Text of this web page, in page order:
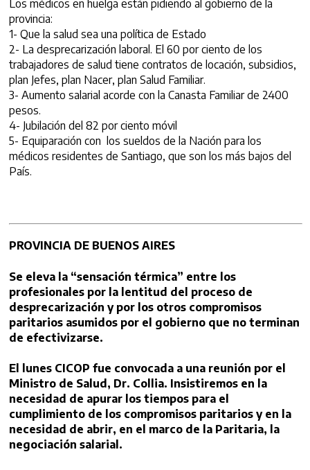
Los médicos en huelga están pidiendo al gobierno de la
provincia:
1- Que la salud sea una política de Estado
2- La desprecarización laboral. El 60 por ciento de los
trabajadores de salud tiene contratos de locación, subsidios,
plan Jefes, plan Nacer, plan Salud Familiar.
3- Aumento salarial acorde con la Canasta Familiar de 2400
pesos.
4- Jubilación del 82 por ciento móvil
5- Equiparación con los sueldos de la Nación para los
médicos residentes de Santiago, que son los más bajos del
País.
PROVINCIA DE BUENOS AIRES
Se eleva la “sensación térmica” entre los
profesionales por la lentitud del proceso de
desprecarización y por los otros compromisos
paritarios asumidos por el gobierno que no terminan
de efectivizarse.
El lunes CICOP fue convocada a una reunión por el
Ministro de Salud, Dr. Collia. Insistiremos en la
necesidad de apurar los tiempos para el
cumplimiento de los compromisos paritarios y en la
necesidad de abrir, en el marco de la Paritaria, la
negociación salarial.